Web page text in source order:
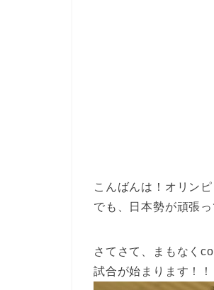
こんばんは！オリン
でも、日本勢が頑張
さてさて、まもなく
試合が始まります！！